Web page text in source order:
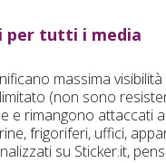
per tutti i media
massima
(non sono
e rimangono attaccati
frigoriferi, uffici,
su Sticker.it,